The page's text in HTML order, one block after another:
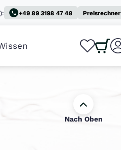
+49 89 3198 47 48 Preisrechner
0
Nach Oben